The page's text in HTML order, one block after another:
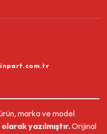
marka ve model
yazılmıştır.Orijinal